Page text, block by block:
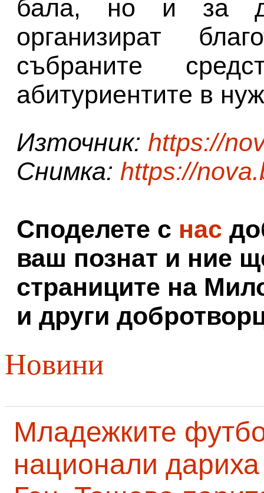
бала, но и за
организират
събраните
абитуриентите в
Източник: https://
Снимка: https://
Споделете с нас
ваш познат и ние
страниците на
и други
Новини
Младежките
национали